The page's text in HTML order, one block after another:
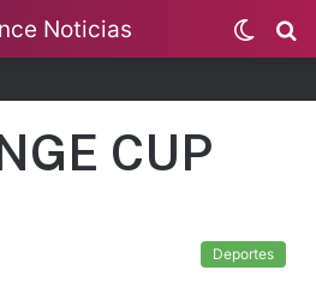
Switch
skin
CUP
Deportes